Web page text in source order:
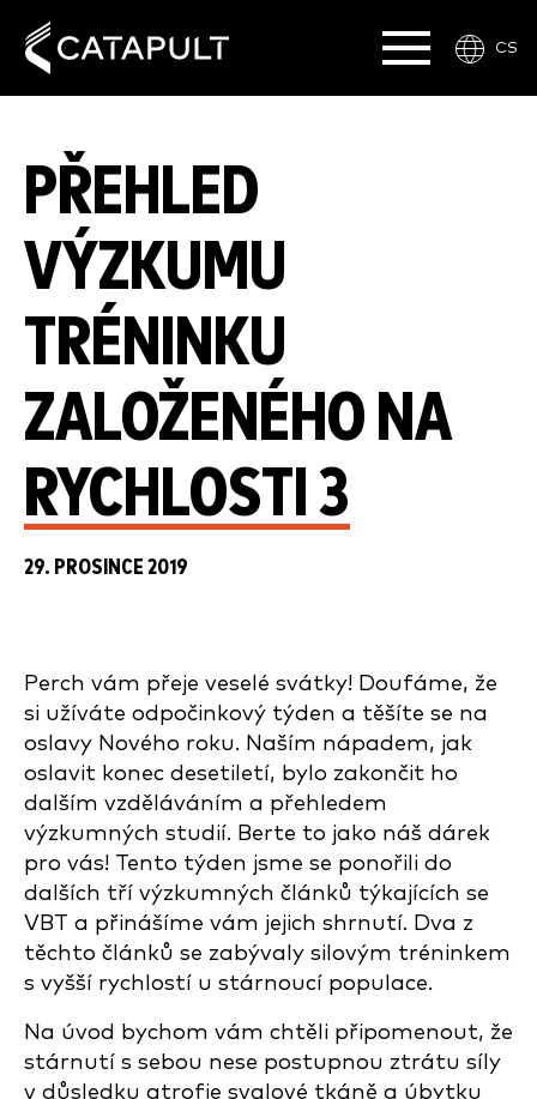
CS
PŘEHLED
VÝZKUMU
TRÉNINKU
ZALOŽENÉHO NA
RYCHLOSTI 3
29. PROSINCE 2019
Perch vám přeje veselé svátky! Doufáme, že
si užíváte odpočinkový týden a těšíte se na
oslavy Nového roku. Naším nápadem, jak
oslavit konec desetiletí, bylo zakončit ho
dalším vzděláváním a přehledem
výzkumných studií. Berte to jako náš dárek
pro vás! Tento týden jsme se ponořili do
dalších tří výzkumných článků týkajících se
VBT a přinášíme vám jejich shrnutí. Dva z
těchto článků se zabývaly silovým tréninkem
s vyšší rychlostí u stárnoucí populace.
Na úvod bychom vám chtěli připomenout, že
stárnutí s sebou nese postupnou ztrátu síly
v důsledku atrofie svalové tkáně a úbytku